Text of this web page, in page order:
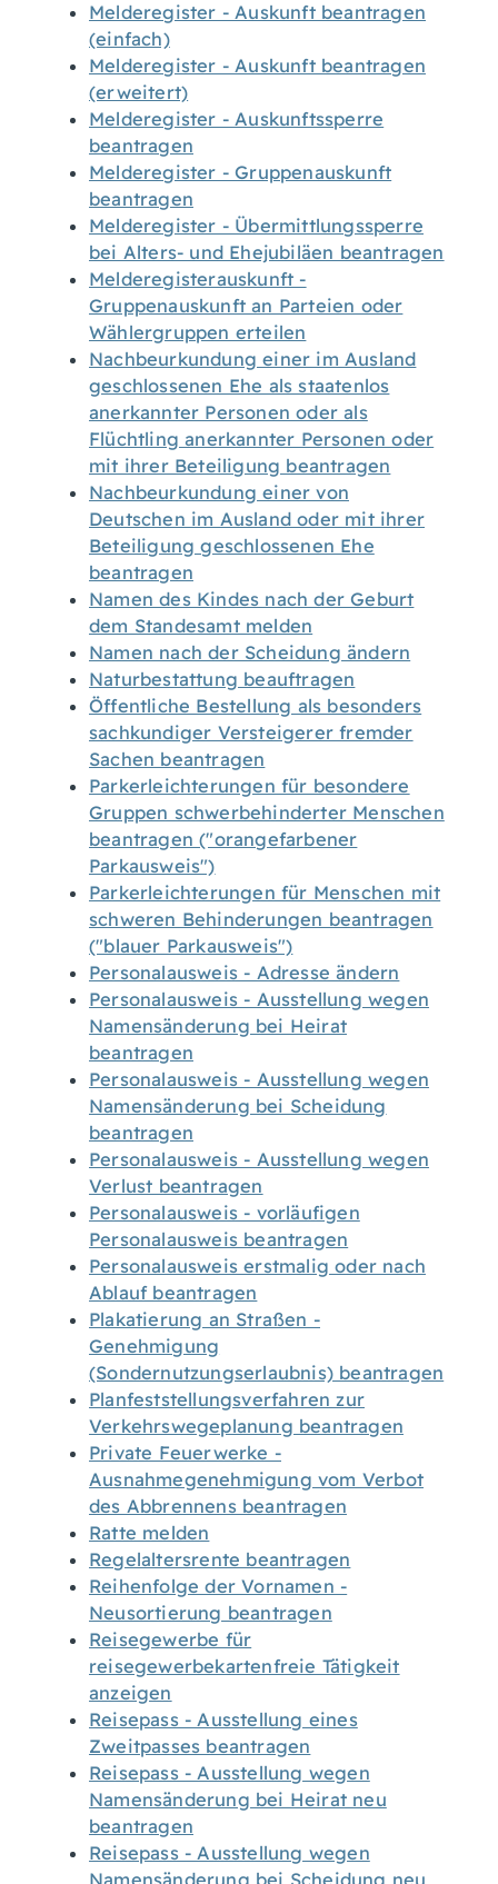
Melderegister - Auskunft beantragen
(einfach)
Melderegister - Auskunft beantragen
(erweitert)
Melderegister - Auskunftssperre
beantragen
Melderegister - Gruppenauskunft
beantragen
Melderegister - Übermittlungssperre
bei Alters- und Ehejubiläen beantragen
Melderegisterauskunft -
Gruppenauskunft an Parteien oder
Wählergruppen erteilen
Nachbeurkundung einer im Ausland
geschlossenen Ehe als staatenlos
anerkannter Personen oder als
Flüchtling anerkannter Personen oder
mit ihrer Beteiligung beantragen
Nachbeurkundung einer von
Deutschen im Ausland oder mit ihrer
Beteiligung geschlossenen Ehe
beantragen
Namen des Kindes nach der Geburt
dem Standesamt melden
Namen nach der Scheidung ändern
Naturbestattung beauftragen
Öffentliche Bestellung als besonders
sachkundiger Versteigerer fremder
Sachen beantragen
Parkerleichterungen für besondere
Gruppen schwerbehinderter Menschen
beantragen ("orangefarbener
Parkausweis")
Parkerleichterungen für Menschen mit
schweren Behinderungen beantragen
("blauer Parkausweis")
Personalausweis - Adresse ändern
Personalausweis - Ausstellung wegen
Namensänderung bei Heirat
beantragen
Personalausweis - Ausstellung wegen
Namensänderung bei Scheidung
beantragen
Personalausweis - Ausstellung wegen
Verlust beantragen
Personalausweis - vorläufigen
Personalausweis beantragen
Personalausweis erstmalig oder nach
Ablauf beantragen
Plakatierung an Straßen -
Genehmigung
(Sondernutzungserlaubnis) beantragen
Planfeststellungsverfahren zur
Verkehrswegeplanung beantragen
Private Feuerwerke -
Ausnahmegenehmigung vom Verbot
des Abbrennens beantragen
Ratte melden
Regelaltersrente beantragen
Reihenfolge der Vornamen -
Neusortierung beantragen
Reisegewerbe für
reisegewerbekartenfreie Tätigkeit
anzeigen
Reisepass - Ausstellung eines
Zweitpasses beantragen
Reisepass - Ausstellung wegen
Namensänderung bei Heirat neu
beantragen
Reisepass - Ausstellung wegen